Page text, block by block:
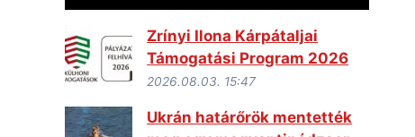
Zrínyi Ilona Kárpátaljai
Támogatási Program 2026
2026.08.03. 15:47
Ukrán határőrök mentették